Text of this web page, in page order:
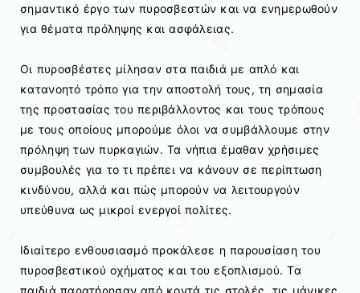
σημαντικό έργο των πυροσβεστών και να ενημερωθούν
για θέματα πρόληψης και ασφάλειας.
Οι πυροσβέστες μίλησαν στα παιδιά με απλό και
κατανοητό τρόπο για την αποστολή τους, τη σημασία
της προστασίας του περιβάλλοντος και τους τρόπους
με τους οποίους μπορούμε όλοι να συμβάλλουμε στην
πρόληψη των πυρκαγιών. Τα νήπια έμαθαν χρήσιμες
συμβουλές για το τι πρέπει να κάνουν σε περίπτωση
κινδύνου, αλλά και πώς μπορούν να λειτουργούν
υπεύθυνα ως μικροί ενεργοί πολίτες.
Ιδιαίτερο ενθουσιασμό προκάλεσε η παρουσίαση του
πυροσβεστικού οχήματος και του εξοπλισμού. Τα
παιδιά παρατήρησαν από κοντά τις στολές, τις μάνικες